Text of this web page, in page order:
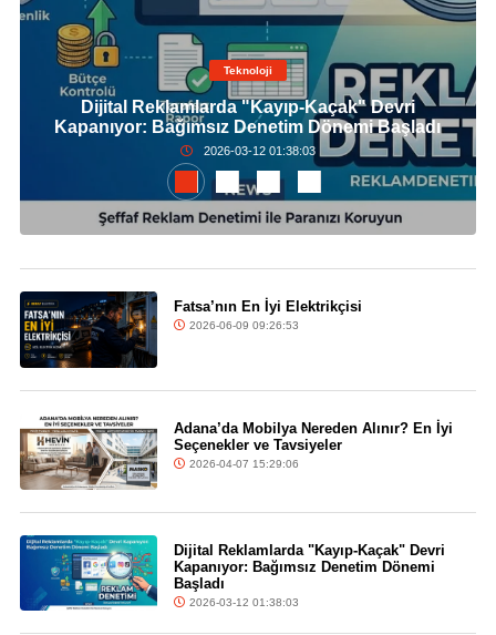
Teknoloji
Dijital Reklamlarda "Kayıp-Kaçak" Devri
Kapanıyor: Bağımsız Denetim Dönemi Başladı
2026-03-12 01:38:03
Fatsa’nın En İyi Elektrikçisi
2026-06-09 09:26:53
Adana’da Mobilya Nereden Alınır? En İyi
Seçenekler ve Tavsiyeler
2026-04-07 15:29:06
Dijital Reklamlarda "Kayıp-Kaçak" Devri
Kapanıyor: Bağımsız Denetim Dönemi
Başladı
2026-03-12 01:38:03